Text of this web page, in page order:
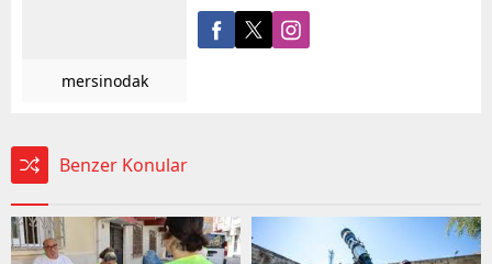
mersinodak
Benzer Konular